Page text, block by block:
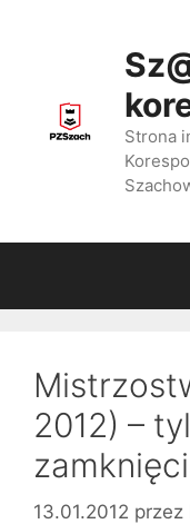
Strona
2012) –
13.01.2012 przez